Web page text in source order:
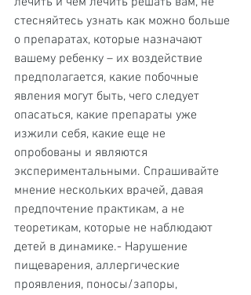
стесняйтесь узнать как можно больше
о препаратах, которые назначают
вашему ребенку – их воздействие
предполагается, какие побочные
явления могут быть, чего следует
опасаться, какие препараты уже
изжили себя, какие еще не
опробованы и являются
экспериментальными. Спрашивайте
мнение нескольких врачей, давая
предпочтение практикам, а не
теоретикам, которые не наблюдают
детей в динамике.- Нарушение
пищеварения, аллергические
проявления, поносы/запоры,